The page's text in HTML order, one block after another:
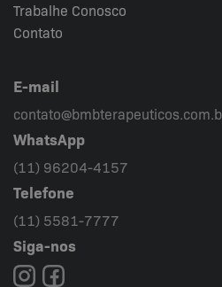
Trabalhe Conosco
Contato
E-mail
WhatsApp
(11) 96204-4157
Telefone
(11) 5581-7777
Siga-nos